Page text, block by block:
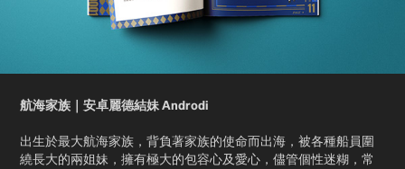
航海家族｜安卓麗德結妹 Androdi
出生於最大航海家族，背負著家族的使命而出海，被各種船員圍
繞長大的兩姐妹，擁有極大的包容心及愛心，儘管個性迷糊，常